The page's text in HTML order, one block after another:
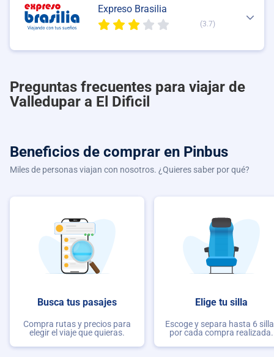
Expreso Brasilia
(3.7)
Preguntas frecuentes para viajar de
Valledupar a El Dificil
Beneficios de comprar en Pinbus
Miles de personas viajan con nosotros. ¿Quieres saber por qué?
Busca tus pasajes
Compra rutas y precios para
elegir el viaje que quieras.
Elige tu silla
Escoge y separa hasta 6
por cada compra realizada.